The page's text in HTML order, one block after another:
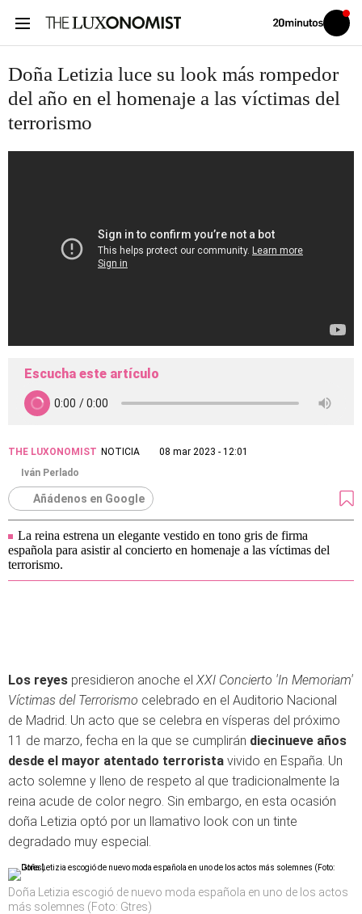
Volver
Iniciar
sesión
Doña Letizia luce su look más rompedor
del año en el homenaje a las víctimas del
terrorismo
Escucha este artículo
THE LUXONOMIST NOTICIA
08 mar 2023 - 12:01
Iván Perlado
Añádenos en Google
La reina estrena un elegante vestido en tono gris de firma
española para asistir al concierto en homenaje a las víctimas del
terrorismo.
Los reyes presidieron anoche el XXI Concierto 'In Memoriam'
Víctimas del Terrorismo celebrado en el Auditorio Nacional
de Madrid. Un acto que se celebra en vísperas del próximo
11 de marzo, fecha en la que se cumplirán diecinueve años
desde el mayor atentado terrorista vivido en España. Un
acto solemne y lleno de respeto al que tradicionalmente la
reina acude de color negro. Sin embargo, en esta ocasión
doña Letizia optó por un llamativo look con un tinte
degradado muy especial.
Doña Letizia escogió de nuevo moda española en uno de los actos
más solemnes (Foto: Gtres)